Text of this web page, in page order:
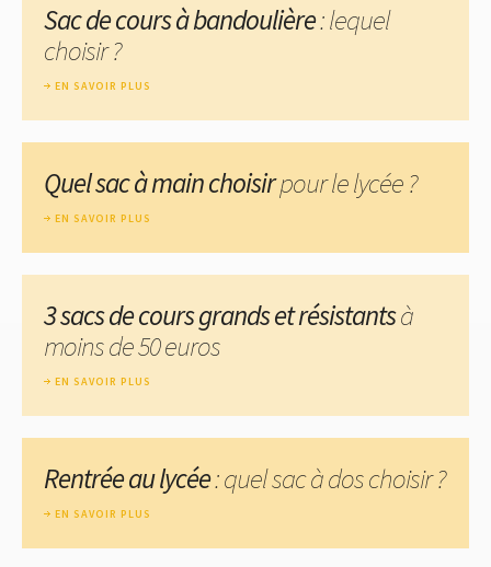
Sac de cours à bandoulière: lequel
choisir ?
EN SAVOIR PLUS
Quel sac à main choisirpour le lycée ?
EN SAVOIR PLUS
3 sacs de cours grands et résistantsà
moins de 50 euros
EN SAVOIR PLUS
Rentrée au lycée: quel sac à dos choisir ?
EN SAVOIR PLUS